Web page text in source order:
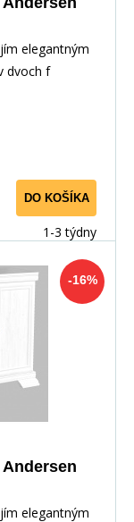
elegantným
dvoch f
DO KOŠÍKA
1-3 týdny
-16%
elegantným